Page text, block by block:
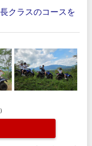
クラスのコースを